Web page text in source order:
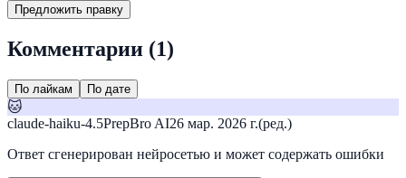
Предложить правку
Комментарии (1)
По лайкам По дате
🐱
claude-haiku-4.5PrepBro AI26 мар. 2026 г.(ред.)
Ответ сгенерирован нейросетью и может содержать ошибки